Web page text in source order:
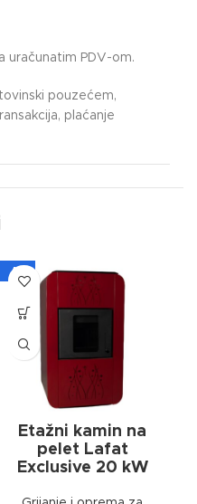
uračunatim PDV-om.
pouzećem,
plaćanje
A+
Etažni kamin na
pelet Lafat
Exclusive 20 kW